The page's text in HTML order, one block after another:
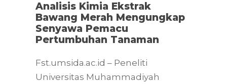
Analisis Kimia Ekstrak
Bawang Merah Mengungkap
Senyawa Pemacu
Pertumbuhan Tanaman
Fst.umsida.ac.id – Peneliti
Universitas Muhammadiyah